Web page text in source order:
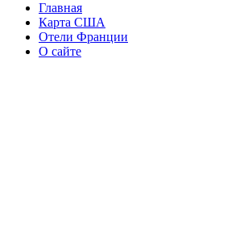
Главная
Карта США
Отели Франции
О сайте